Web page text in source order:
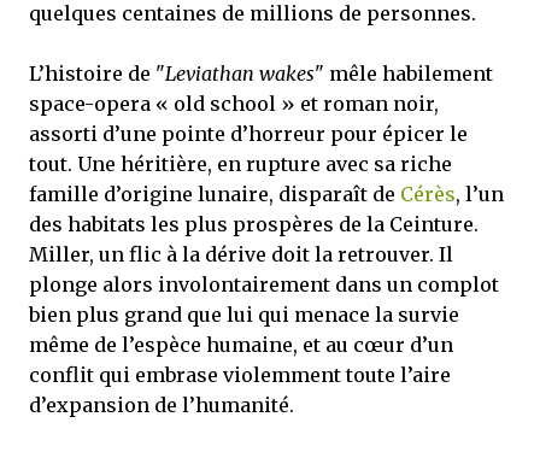
quelques centaines de millions de personnes.
L’histoire de "Leviathan wakes" mêle habilement
space-opera « old school » et roman noir,
assorti d’une pointe d’horreur pour épicer le
tout. Une héritière, en rupture avec sa riche
famille d’origine lunaire, disparaît de Cérès, l’un
des habitats les plus prospères de la Ceinture.
Miller, un flic à la dérive doit la retrouver. Il
plonge alors involontairement dans un complot
bien plus grand que lui qui menace la survie
même de l’espèce humaine, et au cœur d’un
conflit qui embrase violemment toute l’aire
d’expansion de l’humanité.